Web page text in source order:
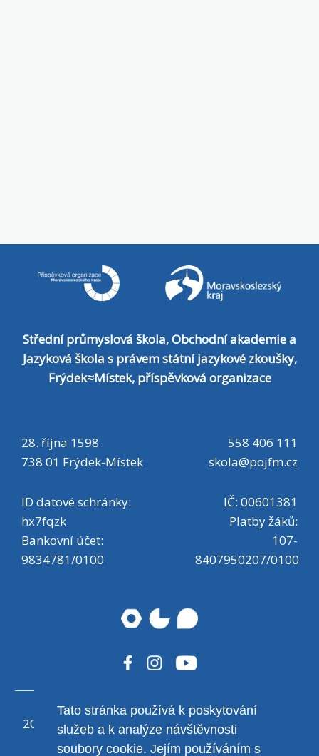
Tato stránka používá k poskytování
služeb a k analýze návštěvnosti
soubory cookie. Jejím používáním s
Střední průmyslová škola, Obchodní akademie a
Jazyková škola s právem státní jazykové zkoušky,
Frýdek≈Místek, příspěvková organizace
28. října 1598
738 01 Frýdek-Místek
ID datové schránky:
hx7fqzk
Bankovní účet:
9834781/0100
558 406 111
skola@pojfm.cz
IČ: 00601381
Platby žáků:
107-
8407950207/0100
2020 ©eABM, design Michal Hrtoň - student POJ
F≈M v rámci dlouhodobé maturitní práce